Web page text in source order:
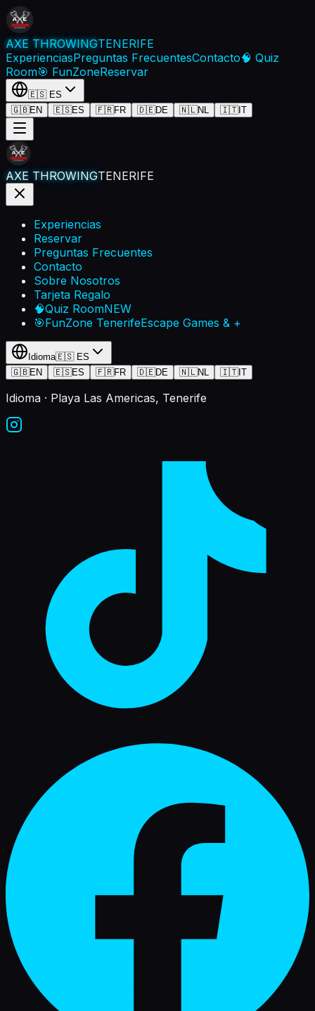
AXE THROWINGTENERIFE
ExperienciasPreguntas FrecuentesContacto🧠 Quiz
Room🎯 FunZoneReservar
🇪🇸 ES
🇬🇧EN 🇪🇸ES 🇫🇷FR 🇩🇪DE 🇳🇱NL 🇮🇹IT
AXE THROWINGTENERIFE
Experiencias
Reservar
Preguntas Frecuentes
Contacto
Sobre Nosotros
Tarjeta Regalo
🧠Quiz RoomNEW
🎯FunZone TenerifeEscape Games & +
Idioma🇪🇸 ES
🇬🇧EN 🇪🇸ES 🇫🇷FR 🇩🇪DE 🇳🇱NL 🇮🇹IT
Idioma · Playa Las Americas, Tenerife